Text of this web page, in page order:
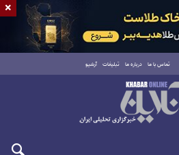
تماس با ما درباره ما تبلیغات آرشیو
×